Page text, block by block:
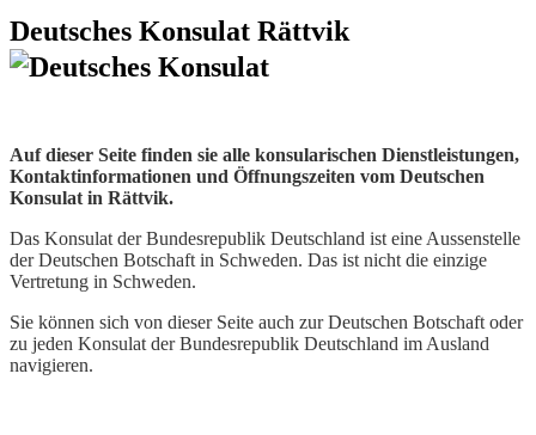
Deutsches Konsulat Rättvik
Auf dieser Seite finden sie alle konsularischen Dienstleistungen,
Kontaktinformationen und Öffnungszeiten vom Deutschen
Konsulat in Rättvik.
Das Konsulat der Bundesrepublik Deutschland ist eine Aussenstelle
der Deutschen Botschaft in Schweden. Das ist nicht die einzige
Vertretung in Schweden.
Sie können sich von dieser Seite auch zur Deutschen Botschaft oder
zu jeden Konsulat der Bundesrepublik Deutschland im Ausland
navigieren.